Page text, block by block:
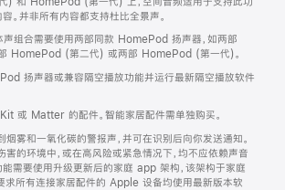
。并非所有内容都支持杜比全景声。
组合需要使用两部同款 HomePod 扬声器，如两部
HomePod (第二代) 或两部 HomePod (第一代)。
扬声器或兼容隔空播放功能并运行最新隔空播放软件
或 Matter 的配件。智能家居配件需单独购买。
烟雾和一氧化碳的警报声，并可在识别后向你发送通知。
害的环境中，或在高风险或紧急情况下，均不应依赖声音
能需要使用升级更新后的家庭 app 架构，该架构于家庭
求所有连接家居配件的 Apple 设备均使用最新版本软